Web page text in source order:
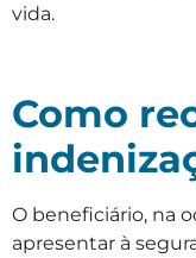
vida.
Como
O beneficiário, na
apresentar à